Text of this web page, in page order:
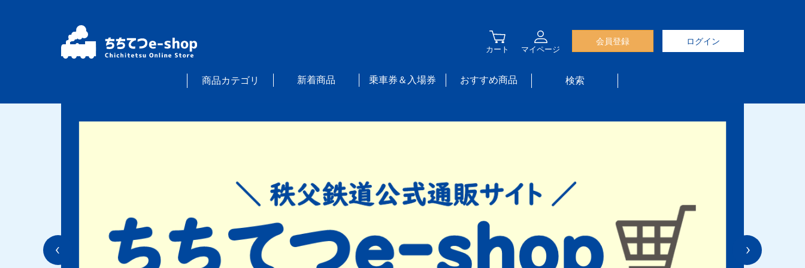
カート マイページ
会員登録 ログイン
商品カテゴリ 新着商品 乗車券＆入場券 おすすめ商品 検索